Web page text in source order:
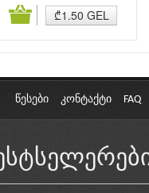
₾1.50 GEL
კალათაში დამატება
წესები კონტაქტი FAQ